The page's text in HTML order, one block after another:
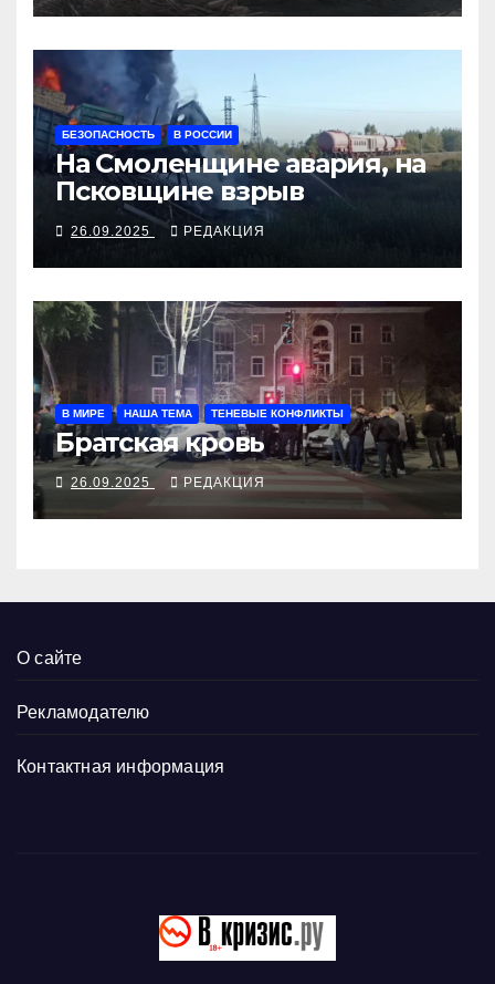
БЕЗОПАСНОСТЬ В РОССИИ
На Смоленщине авария, на
Псковщине взрыв
26.09.2025 РЕДАКЦИЯ
В МИРЕ НАША ТЕМА ТЕНЕВЫЕ КОНФЛИКТЫ
Братская кровь
26.09.2025 РЕДАКЦИЯ
О сайте
Рекламодателю
Контактная информация